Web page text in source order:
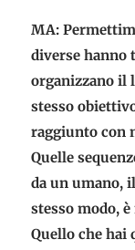
MA:
diverse hanno
organizzano il
stesso
raggiunto con
Quelle
da un umano,
stesso modo,
Quello che hai